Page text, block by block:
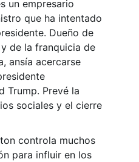
un empresario
que ha intentado
Dueño de
de la franquicia de
ansía acercarse
Trump. Prevé la
sociales y el cierre
controla muchos
para influir en los